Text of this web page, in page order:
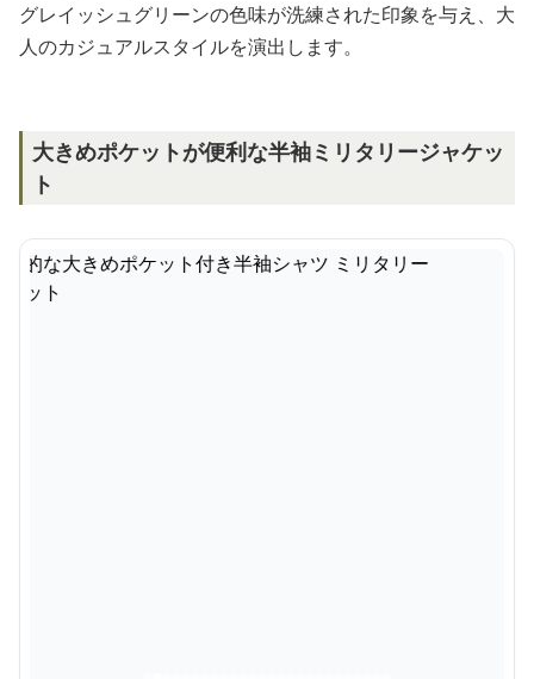
グレイッシュグリーンの色味が洗練された印象を与え、大
人のカジュアルスタイルを演出します。
大きめポケットが便利な半袖ミリタリージャケッ
ト